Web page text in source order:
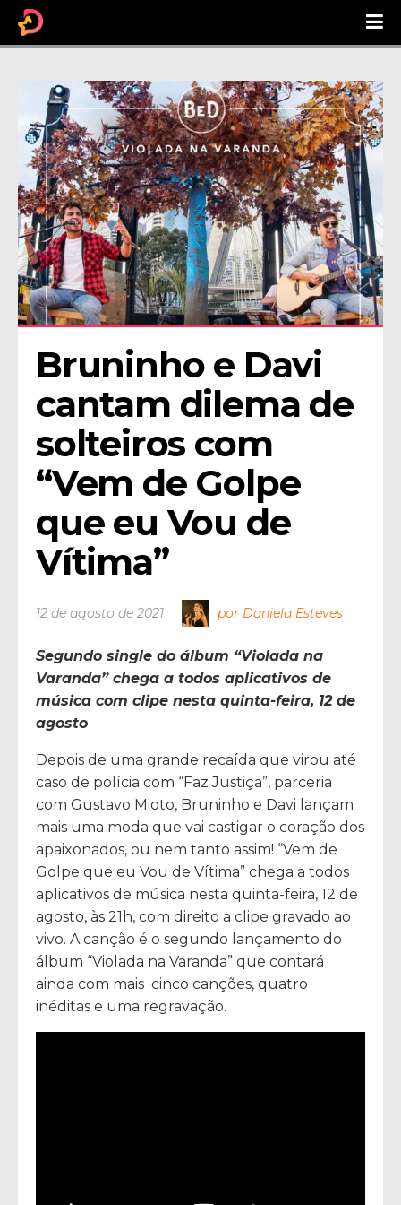
Bruninho e Davi
cantam dilema de
solteiros com
“Vem de Golpe
que eu Vou de
Vítima”
12 de agosto de 2021 por Daniela Esteves
Segundo single do álbum “Violada na
Varanda” chega a todos aplicativos de
música com clipe nesta quinta-feira, 12 de
agosto
Depois de uma grande recaída que virou até
caso de polícia com “Faz Justiça”, parceria
com Gustavo Mioto, Bruninho e Davi lançam
mais uma moda que vai castigar o coração dos
apaixonados, ou nem tanto assim! “Vem de
Golpe que eu Vou de Vítima” chega a todos
aplicativos de música nesta quinta-feira, 12 de
agosto, às 21h, com direito a clipe gravado ao
vivo. A canção é o segundo lançamento do
álbum “Violada na Varanda” que contará
ainda com mais cinco canções, quatro
inéditas e uma regravação.